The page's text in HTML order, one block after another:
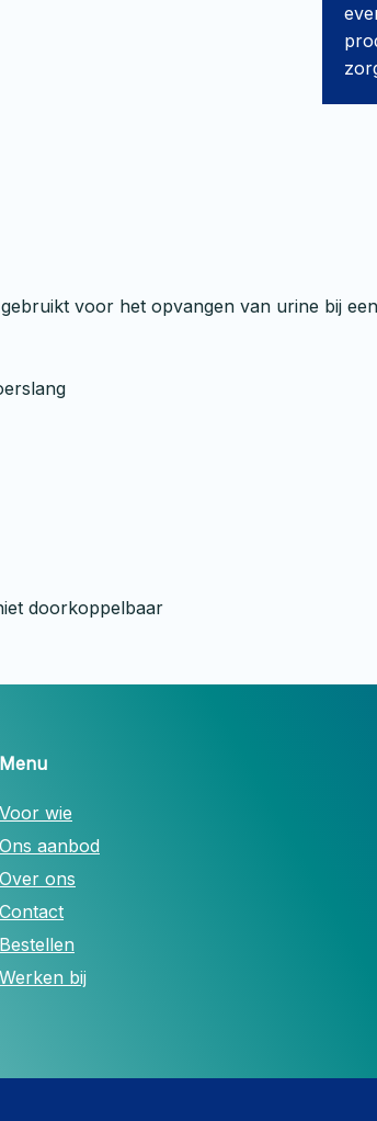
voor het opvangen van urine bij
doorkoppelbaar
Menu
Voor wie
Ons aanbod
Over ons
Contact
Bestellen
Werken bij